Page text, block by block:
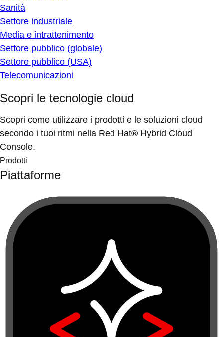
Sanità
Settore industriale
Media e intrattenimento
Settore pubblico (globale)
Settore pubblico (USA)
Telecomunicazioni
Scopri le tecnologie cloud
Scopri come utilizzare i prodotti e le soluzioni cloud
secondo i tuoi ritmi nella Red Hat® Hybrid Cloud
Console.
Prodotti
Piattaforme